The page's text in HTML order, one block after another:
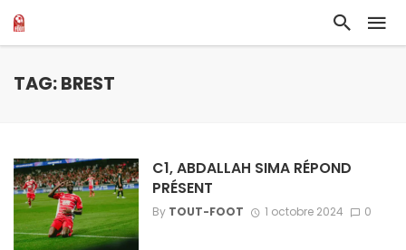
TAG: BREST
C1, ABDALLAH SIMA RÉPOND
PRÉSENT
By TOUT-FOOT 1 octobre 2024 0